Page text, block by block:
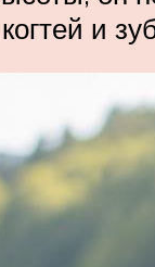
и